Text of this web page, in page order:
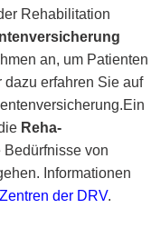
Rehabilitation
an, um Patienten
dazu erfahren Sie auf
.Ein
Reha-
von
Informationen
der DRV.